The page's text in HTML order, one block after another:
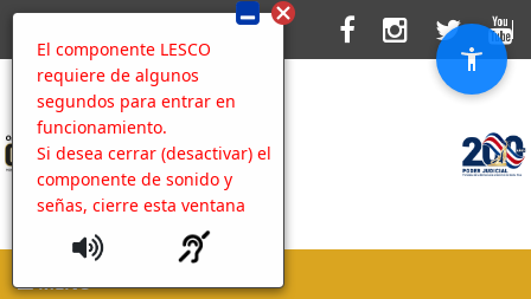
El componente LESCO
requiere de algunos
segundos para entrar en
funcionamiento.
Si desea cerrar (desactivar) el
componente de sonido y
señas, cierre esta ventana
MENU